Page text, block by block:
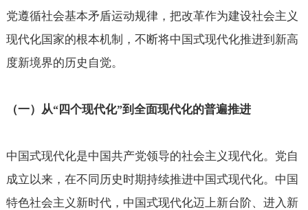
党遵循社会基本矛盾运动规律，把改革作为建设社会主义
现代化国家的根本机制，不断将中国式现代化推进到新高
度新境界的历史自觉。
（一）从“四个现代化”到全面现代化的普遍推进
中国式现代化是中国共产党领导的社会主义现代化。党自
成立以来，在不同历史时期持续推进中国式现代化。中国
特色社会主义新时代，中国式现代化迈上新台阶、进入新